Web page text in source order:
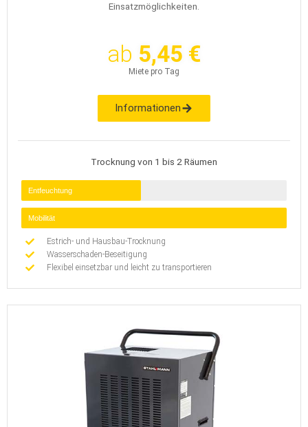
Einsatzmöglichkeiten.
ab 5,45 €
Miete pro Tag
Informationen
Trocknung von 1 bis 2 Räumen
Entfeuchtung
Mobilität
Estrich- und Hausbau-Trocknung
Wasserschaden-Beseitigung
Flexibel einsetzbar und leicht zu transportieren